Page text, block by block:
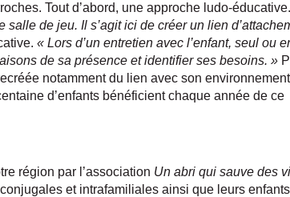
Tout d’abord, une approche ludo-éducative.
de jeu. Il s’agit ici de créer un lien
« Lors d’un entretien avec l’enfant, seul ou
de sa présence et identifier ses besoins. »
notamment du lien avec son environnement
d’enfants bénéficient chaque année de ce
région par l’association Un abri qui sauve des
et intrafamiliales ainsi que leurs